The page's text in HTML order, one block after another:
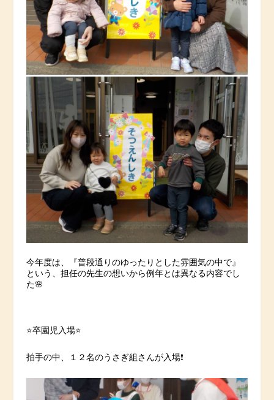
今年度は、『普段通りのゆったりとした雰囲気の中で』
という、担任の先生の想いから例年とは異なる内容でし
た🌸
⭐️卒園児入場⭐️
拍手の中、１２名のうさぎ組さんが入場❗️